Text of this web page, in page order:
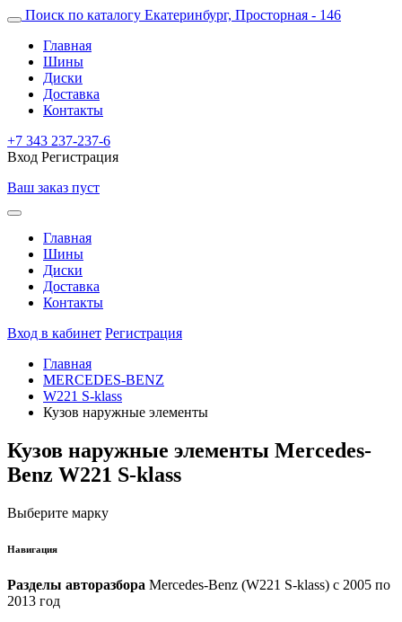
Поиск по каталогу Екатеринбург, Просторная - 146
Главная
Шины
Диски
Доставка
Контакты
+7 343 237-237-6
Вход Регистрация
Ваш заказ пуст
Главная
Шины
Диски
Доставка
Контакты
Вход в кабинет Регистрация
Главная
MERCEDES-BENZ
W221 S-klass
Кузов наружные элементы
Кузов наружные элементы Mercedes-
Benz W221 S-klass
Выберите марку
Навигация
Разделы авторазбора Mercedes-Benz (W221 S-klass) с 2005 по
2013 год